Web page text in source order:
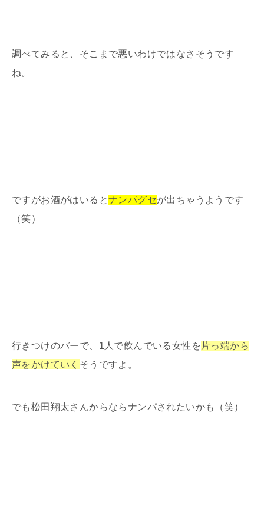
調べてみると、そこまで悪いわけではなさそうです
ね。
ですがお酒がはいるとナンパグセが出ちゃうようです
（笑）
行きつけのバーで、1人で飲んでいる女性を 片っ端から
声をかけていく そうですよ。
でも松田翔太さんからならナンパされたいかも（笑）